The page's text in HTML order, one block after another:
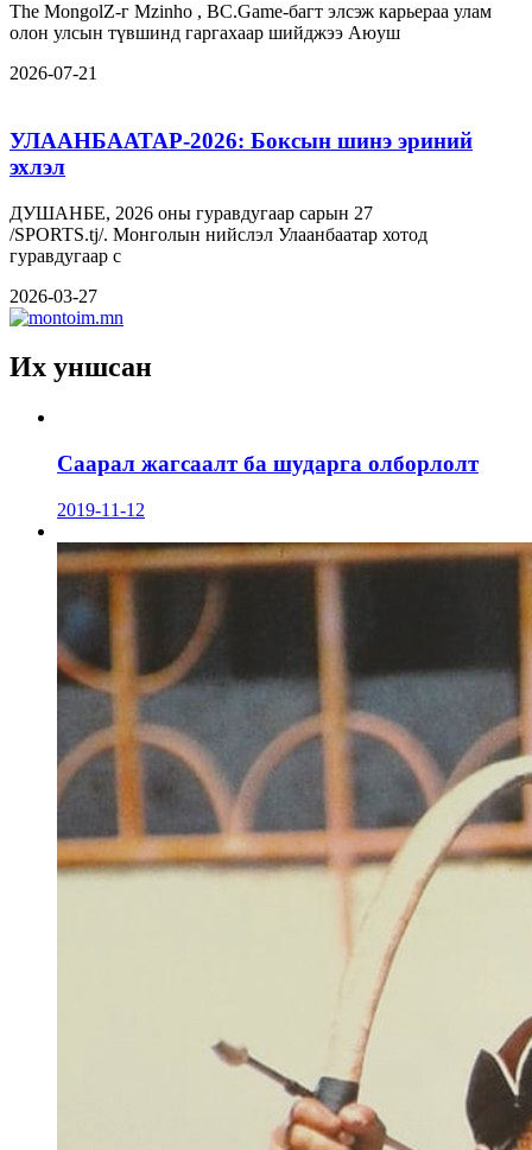
The MongolZ-г Mzinho , BC.Game-багт элсэж карьераа улам
олон улсын түвшинд гаргахаар шийджээ Аюуш
2026-07-21
УЛААНБААТАР-2026: Боксын шинэ эриний
эхлэл
ДУШАНБЕ, 2026 оны гуравдугаар сарын 27
/SPORTS.tj/. Монголын нийслэл Улаанбаатар хотод
гуравдугаар с
2026-03-27
Их уншсан
Саарал жагсаалт ба шударга олборлолт
2019-11-12